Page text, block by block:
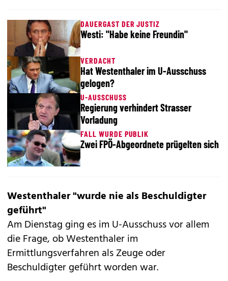
DAUERGAST DER JUSTIZ
Westi: "Habe keine Freundin"
VERDACHT
Hat Westenthaler im U-Ausschuss
gelogen?
U-AUSSCHUSS
Regierung verhindert Strasser
Vorladung
FALL WURDE PUBLIK
Zwei FPÖ-Abgeordnete prügelten sich
Westenthaler "wurde nie als Beschuldigter
geführt"
Am Dienstag ging es im U-Ausschuss vor allem
die Frage, ob Westenthaler im
Ermittlungsverfahren als Zeuge oder
Beschuldigter geführt worden war.